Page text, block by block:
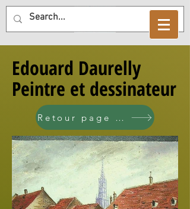
Edouard Daurelly
Peintre et dessinateur
Retour page Daurelly